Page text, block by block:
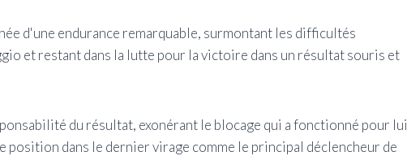
d'une endurance remarquable, surmontant les difficultés
et restant dans la lutte pour la victoire dans un résultat souris et
du résultat, exonérant le blocage qui a fonctionné pour lui
position dans le dernier virage comme le principal déclencheur de